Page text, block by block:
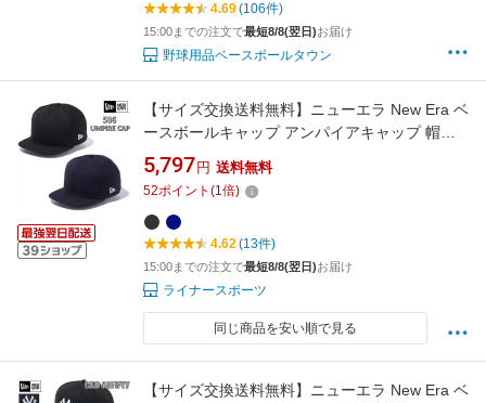
4.69(106件)
15:00までの注文で最短8/8(翌日)お届け
野球用品ベースボールタウン
【サイズ交換送料無料】ニューエラ New Era ベ
ースボールキャップ アンパイアキャップ 帽子
正規品 506 UMPIRE CAP 506-UMPIRE-CAP
5,797 円 送料無料
52ポイント (1倍)
4.62(13件)
15:00までの注文で最短8/8(翌日)お届け
ライナースポーツ
同じ商品を安い順で見る
【サイズ交換送料無料】ニューエラ New Era ベ